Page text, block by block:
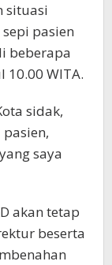
situasi
pasien
beberapa
WITA.
sidak,
saya
akan tetap
beserta